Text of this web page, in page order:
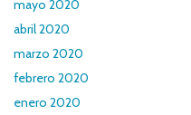
mayo 2020
abril 2020
marzo 2020
febrero 2020
enero 2020